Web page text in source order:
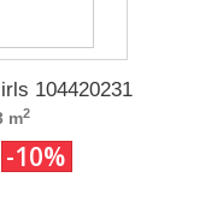
104420231
m2
-10%